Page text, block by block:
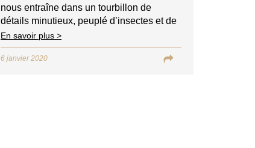
nous entraîne dans un tourbillon de
détails minutieux, peuplé d’insectes et de
fleurs pour raconter des histoires
merveilleuses. Cette artiste et illustratrice
nous a ouvert les portes de son monde
En savoir plus >
6 janvier 2020